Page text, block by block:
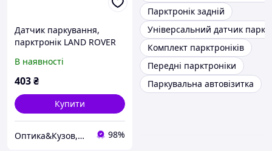
Датчик паркування,
парктронік LAND ROVER
LR038084
В наявності
403₴
Купити
Оптика&Кузов,Автозона 98%
Парктронік задній
Універсальний датчик
Комплект парктроніків
Передні парктроніки
Паркувальна автовізитка